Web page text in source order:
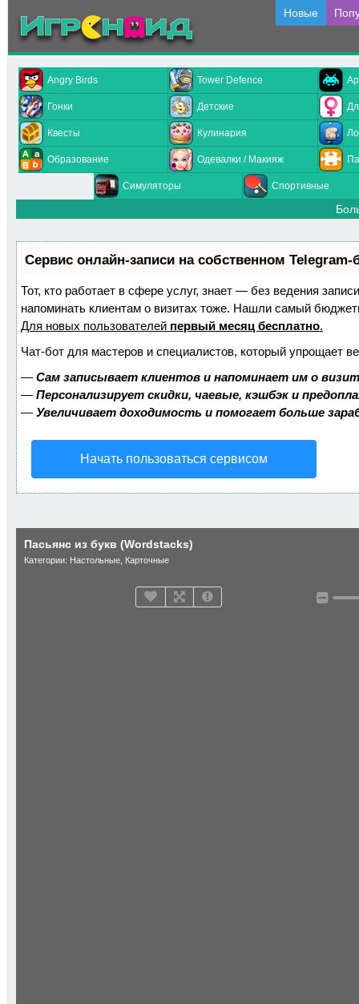
Новые
Angry Birds Tower Defence
Гонки Детские
Квесты Кулинария
Образование Одевалки / Макияж
Симуляторы Спортивные
Сервис онлайн-записи на собственном Telegram-
Тот, кто работает в сфере услуг, знает — без ведения
напоминать клиентам о визитах тоже. Нашли самый
Для новых пользователей первый месяц бесплатно.
Чат-бот для мастеров и специалистов, который упрощает
— Сам записывает клиентов и напоминает им о
— Персонализирует скидки, чаевые, кэшбэк и
— Увеличивает доходимость и помогает больше
Начать пользоваться сервисом
Пасьянс из букв (Wordstacks)
Категории: Настольные Карточные